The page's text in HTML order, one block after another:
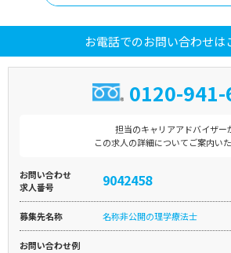
お電話でのお問い合わせは
0120-941-
担当のキャリアアドバイザー
この求人の詳細についてご案内い
お問い合わせ
求人番号
9042458
募集先名称 名称非公開の理学療法士
お問い合わせ例